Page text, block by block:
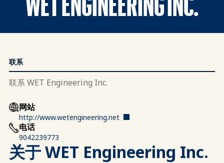
联系
联系 WET Engineering Inc.
网站
http://www.wetengineering.net
电话
9042239773
关于 WET Engineering Inc.